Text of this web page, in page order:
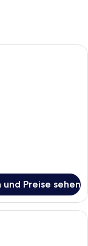
mit einem großen
Preise sehen
mit einem großen